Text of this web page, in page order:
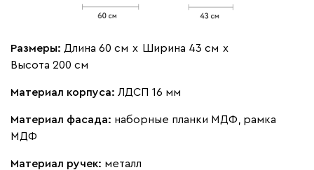
Размеры: Длина 60 см х Ширина 43 см х
Высота 200 см
Материал корпуса: ЛДСП 16 мм
Материал фасада: наборные планки МДФ, рамка
МДФ
Материал ручек: металл